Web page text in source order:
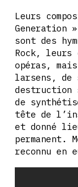
Leurs
Generation
sont des
Rock, leurs
opéras,
larsens, de
destruction
de
tête de
et donné
permanent.
reconnu en